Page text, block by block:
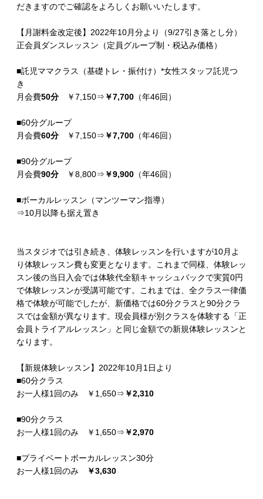
だきますのでご確認をよろしくお願いいたします。
【月謝料金改定後】2022年10月分より（9/27引き落とし分）
正会員ダンスレッスン（定員グループ制・税込み価格）
■託児ママクラス（基礎トレ・振付け）*女性スタッフ託児つ
き
月会費50分 ￥7,150⇒ ￥7,700 （年46回）
■60分グループ
月会費60分 ￥7,150⇒ ￥7,700 （年46回）
■90分グループ
月会費90分 ￥8,800⇒ ￥9,900 （年46回）
■ボーカルレッスン（マンツーマン指導）
⇒10月以降も据え置き
当スタジオでは引き続き、体験レッスンを行いますが10月よ
り体験レッスン費も変更となります。これまで同様、体験レッ
スン後の当日入会では体験代全額キャッシュバックで実質0円
で体験レッスンが受講可能です。これまでは、全クラス一律価
格で体験が可能でしたが、新価格では60分クラスと90分クラ
スでは金額が異なります。現会員様が別クラスを体験する「正
会員トライアルレッスン」と同じ金額での新規体験レッスンと
なります。
【新規体験レッスン】2022年10月1日より
■60分クラス
お一人様1回のみ ￥1,650⇒ ￥2,310
■90分クラス
お一人様1回のみ ￥1,650⇒ ￥2,970
■プライベートボーカルレッスン30分
お一人様1回のみ
￥3,630